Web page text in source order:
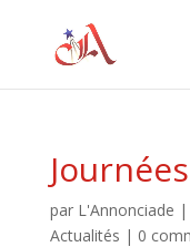
par L'Annonciade |
Actualités | 0